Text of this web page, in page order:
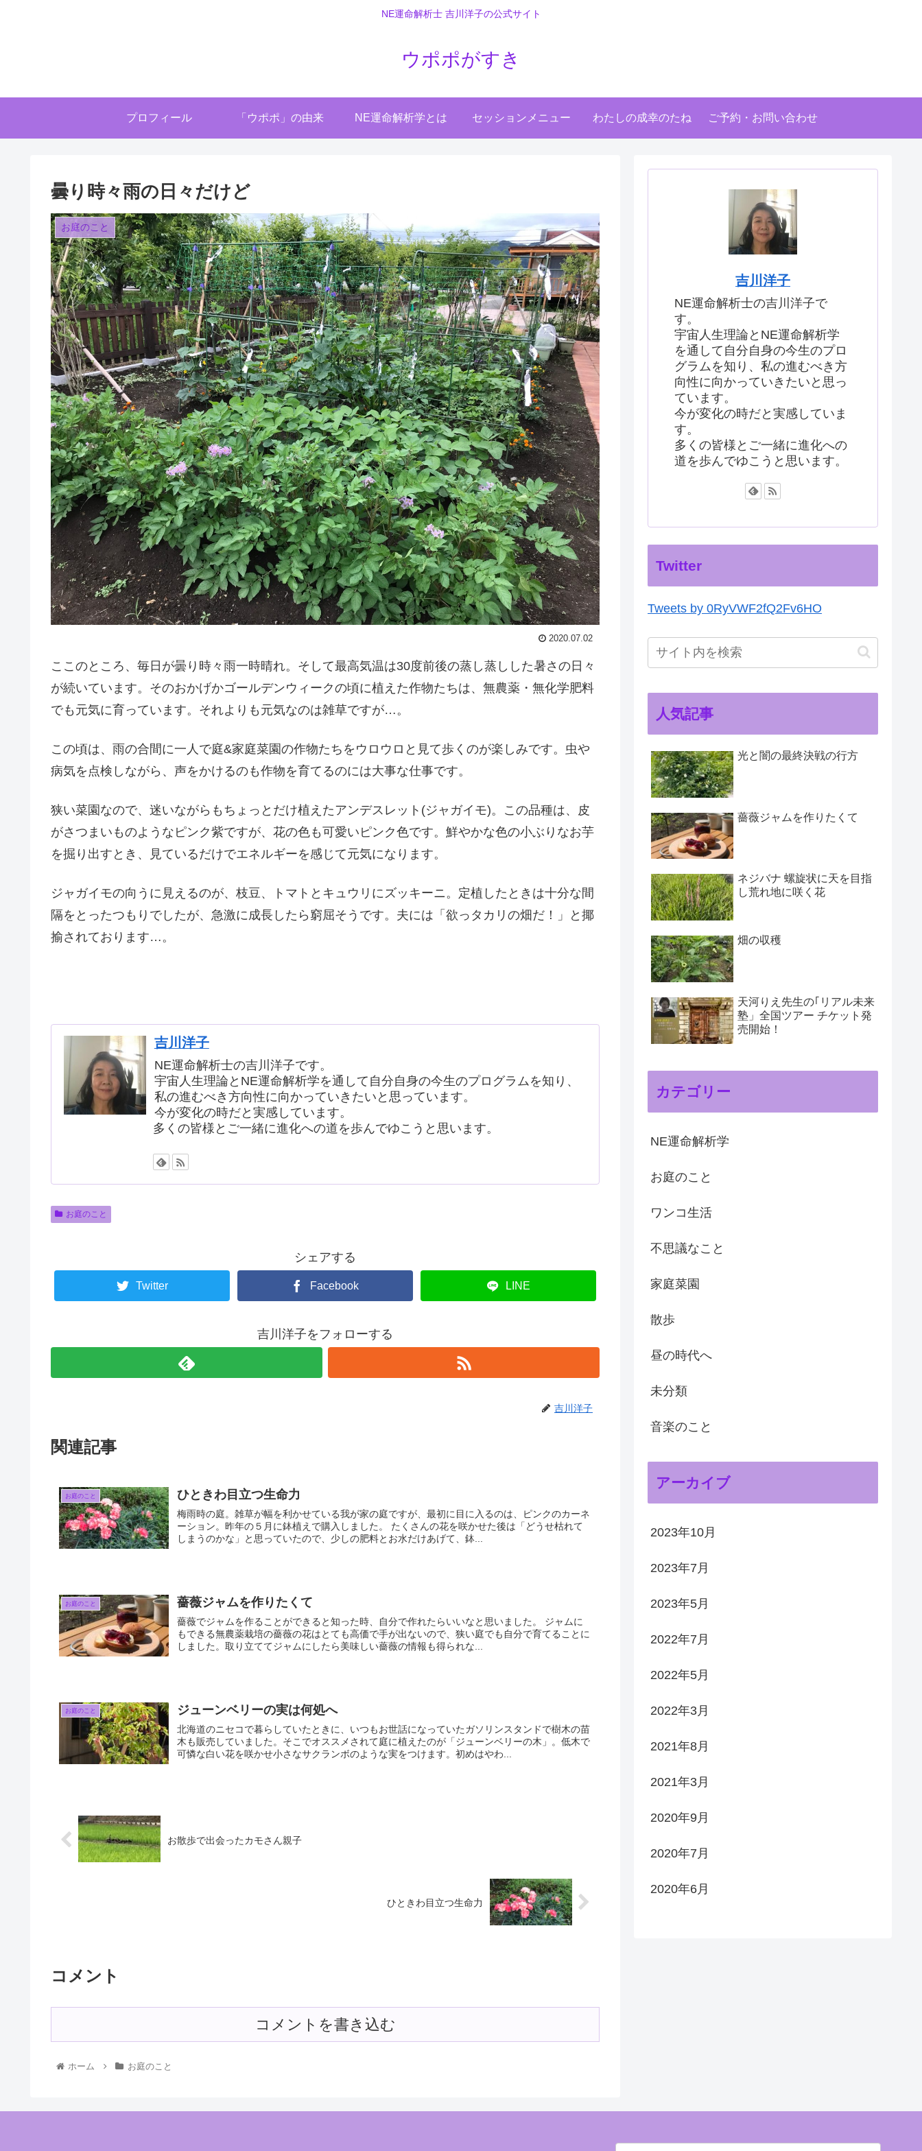
NE運命解析士 吉川洋子の公式サイト
ウポポがすき
プロフィール 「ウポポ」の由来 NE運命解析学とは セッションメニュー わたしの成幸のたね ご予約・お問い合わせ
曇り時々雨の日々だけど
お庭のこと
2020.07.02
ここのところ、毎日が曇り時々雨一時晴れ。そして最高気温は30度前後の蒸し蒸しした暑さの日々
が続いています。そのおかげかゴールデンウィークの頃に植えた作物たちは、無農薬・無化学肥料
でも元気に育っています。それよりも元気なのは雑草ですが…。
この頃は、雨の合間に一人で庭&家庭菜園の作物たちをウロウロと見て歩くのが楽しみです。虫や
病気を点検しながら、声をかけるのも作物を育てるのには大事な仕事です。
狭い菜園なので、迷いながらもちょっとだけ植えたアンデスレット(ジャガイモ)。この品種は、皮
がさつまいものようなピンク紫ですが、花の色も可愛いピンク色です。鮮やかな色の小ぶりなお芋
を掘り出すとき、見ているだけでエネルギーを感じて元気になります。
ジャガイモの向うに見えるのが、枝豆、トマトとキュウリにズッキーニ。定植したときは十分な間
隔をとったつもりでしたが、急激に成長したら窮屈そうです。夫には「欲っタカリの畑だ！」と揶
揄されております…。
吉川洋子
NE運命解析士の吉川洋子です。
宇宙人生理論とNE運命解析学を通して自分自身の今生のプログラムを知り、
私の進むべき方向性に向かっていきたいと思っています。
今が変化の時だと実感しています。
多くの皆様とご一緒に進化への道を歩んでゆこうと思います。
お庭のこと
シェアする
Twitter Facebook LINE
吉川洋子をフォローする
吉川洋子
関連記事
お庭のこと ひときわ目立つ生命力
梅雨時の庭。雑草が幅を利かせている我が家の庭ですが、最初に目に入るのは、ピンクのカーネ
ーション。昨年の５月に鉢植えで購入しました。 たくさんの花を咲かせた後は「どうせ枯れて
しまうのかな」と思っていたので、少しの肥料とお水だけあげて、鉢...
お庭のこと 薔薇ジャムを作りたくて
薔薇でジャムを作ることができると知った時、自分で作れたらいいなと思いました。 ジャムに
もできる無農薬栽培の薔薇の花はとても高価で手が出ないので、狭い庭でも自分で育てることに
しました。取り立ててジャムにしたら美味しい薔薇の情報も得られな...
お庭のこと ジューンベリーの実は何処へ
北海道のニセコで暮らしていたときに、いつもお世話になっていたガソリンスタンドで樹木の苗
木も販売していました。そこでオススメされて庭に植えたのが「ジューンベリーの木」。低木で
可憐な白い花を咲かせ小さなサクランボのような実をつけます。初めはやわ...
お散歩で出会ったカモさん親子
ひときわ目立つ生命力
コメント
コメントを書き込む
ホーム お庭のこと
吉川洋子
NE運命解析士の吉川洋子で
す。
宇宙人生理論とNE運命解析学
を通して自分自身の今生のプロ
グラムを知り、私の進むべき方
向性に向かっていきたいと思っ
ています。
今が変化の時だと実感していま
す。
多くの皆様とご一緒に進化への
道を歩んでゆこうと思います。
Twitter
Tweets by 0RyVWF2fQ2Fv6HO
人気記事
光と闇の最終決戦の行方
薔薇ジャムを作りたくて
ネジバナ 螺旋状に天を目指
し荒れ地に咲く花
畑の収穫
天河りえ先生の｢リアル未来
塾」全国ツアー チケット発
売開始！
カテゴリー
NE運命解析学
お庭のこと
ワンコ生活
不思議なこと
家庭菜園
散歩
昼の時代へ
未分類
音楽のこと
アーカイブ
2023年10月
2023年7月
2023年5月
2022年7月
2022年5月
2022年3月
2021年8月
2021年3月
2020年9月
2020年7月
2020年6月